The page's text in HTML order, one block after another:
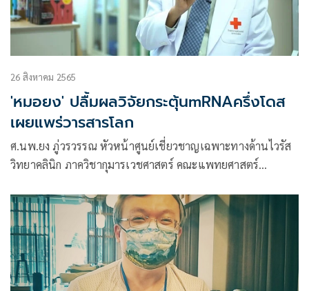
26 สิงหาคม 2565
'หมอยง' ปลื้มผลวิจัยกระตุ้นmRNAครึ่งโดส
เผยแพร่วารสารโลก
ศ.นพ.ยง ภู่วรวรรณ หัวหน้าศูนย์เชี่ยวชาญเฉพาะทางด้านไวรัส
วิทยาคลินิก ภาควิชากุมารเวชศาสตร์ คณะแพทยศาสตร์
วัคซีน การใช้วัคซีนขนาดครึ่งโดส mRNA